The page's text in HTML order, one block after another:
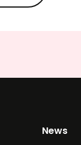
News